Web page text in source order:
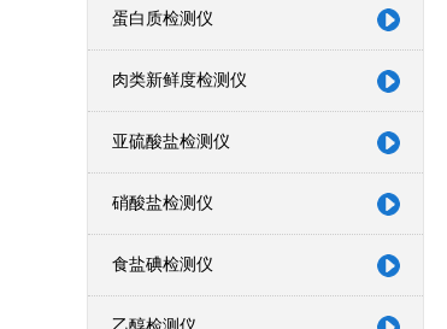
蛋白质检测仪
肉类新鲜度检测仪
亚硫酸盐检测仪
硝酸盐检测仪
食盐碘检测仪